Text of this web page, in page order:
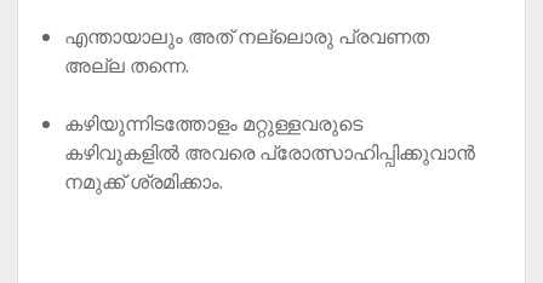
എന്തായാലും അത് നല്ലൊരു പ്രവണത
അല്ല തന്നെ.
കഴിയുന്നിടത്തോളം മറ്റുള്ളവരുടെ
കഴിവുകളിൽ അവരെ പ്രോത്സാഹിപ്പിക്കുവാൻ
നമുക്ക് ശ്രമിക്കാം.